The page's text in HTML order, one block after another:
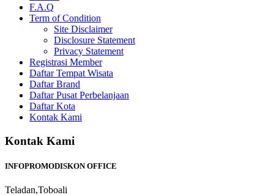
F.A.Q
Term of Condition
Site Disclaimer
Disclosure Statement
Privacy Statement
Registrasi Member
Daftar Tempat Wisata
Daftar Brand
Daftar Pusat Perbelanjaan
Daftar Kota
Kontak Kami
Kontak Kami
INFOPROMODISKON OFFICE
Teladan,Toboali